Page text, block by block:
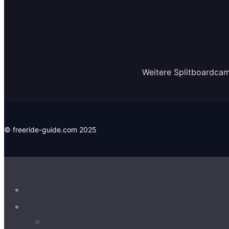
Weitere
© freeride-guide.com 2025